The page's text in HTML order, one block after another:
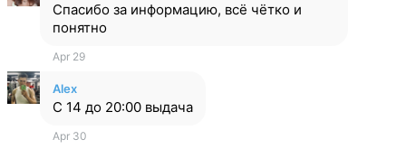
Спасибо за информацию, всё чётко и
понятно
Apr 29
Alex
С 14 до 20:00 выдача
Apr 30